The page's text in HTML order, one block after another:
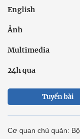
English
Ảnh
Multimedia
24h qua
Tuyến bài
Cơ quan chủ quản: